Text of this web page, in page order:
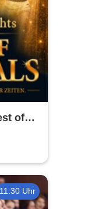
of
11:30 Uhr